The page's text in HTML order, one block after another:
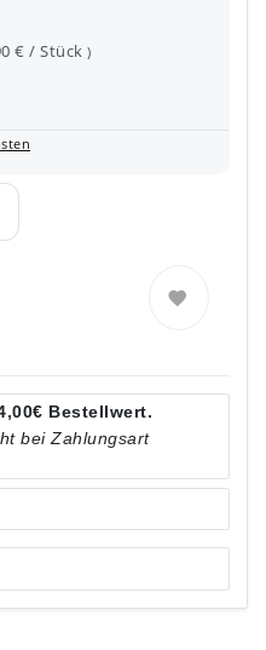
€ / Stück)
Bestellwert.
bei Zahlungsart